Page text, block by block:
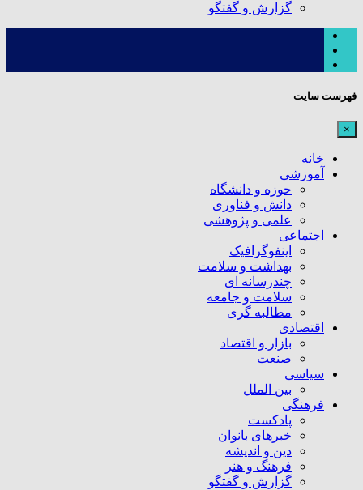
گزارش و گفتگو
فهرست سایت
×
خانه
آموزشی
حوزه و دانشگاه
دانش و فناوری
علمی و پژوهشی
اجتماعی
اینفوگرافیک
بهداشت و سلامت
چندرسانه ای
سلامت و جامعه
مطالبه گری
اقتصادی
بازار و اقتصاد
صنعت
سیاسی
بین الملل
فرهنگی
پادکست
خبرهای بانوان
دین و اندیشه
فرهنگ و هنر
گزارش و گفتگو